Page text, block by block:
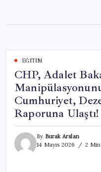
content
EĞITIM
CHP, Adalet
Cumhuriyet,
Raporuna Ulaştı!
By Burak Arslan
14 Mayıs 2026
2